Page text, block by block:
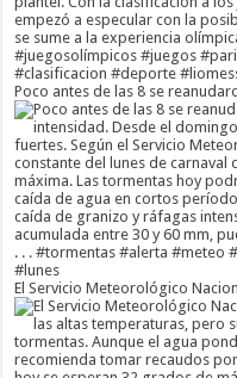
Poco antes de las 8 se
El Servicio Meteorológico